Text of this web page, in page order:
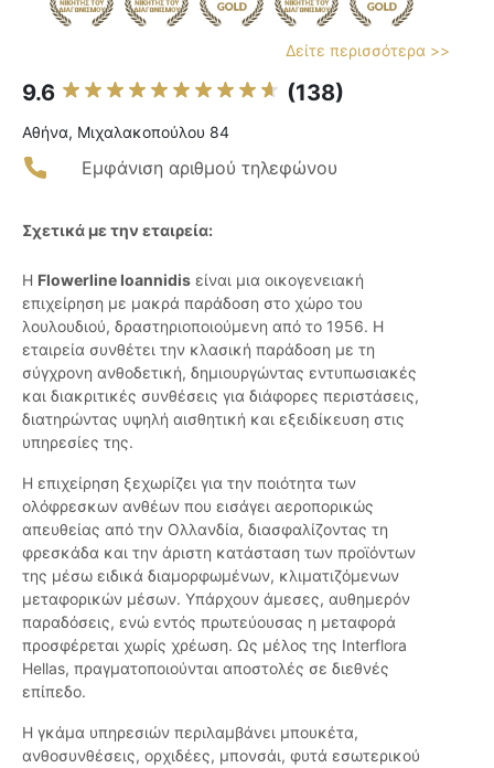
Δείτε περισσότερα >>
9.6 (138)
Αθήνα, Μιχαλακοπούλου 84
Εμφάνιση αριθμού τηλεφώνου
Σχετικά με την εταιρεία:
Η Flowerline Ioannidis είναι μια οικογενειακή
επιχείρηση με μακρά παράδοση στο χώρο του
λουλουδιού, δραστηριοποιούμενη από το 1956. Η
εταιρεία συνθέτει την κλασική παράδοση με τη
σύγχρονη ανθοδετική, δημιουργώντας εντυπωσιακές
και διακριτικές συνθέσεις για διάφορες περιστάσεις,
διατηρώντας υψηλή αισθητική και εξειδίκευση στις
υπηρεσίες της.
Η επιχείρηση ξεχωρίζει για την ποιότητα των
ολόφρεσκων ανθέων που εισάγει αεροπορικώς
απευθείας από την Ολλανδία, διασφαλίζοντας τη
φρεσκάδα και την άριστη κατάσταση των προϊόντων
της μέσω ειδικά διαμορφωμένων, κλιματιζόμενων
μεταφορικών μέσων. Υπάρχουν άμεσες, αυθημερόν
παραδόσεις, ενώ εντός πρωτεύουσας η μεταφορά
προσφέρεται χωρίς χρέωση. Ως μέλος της Interflora
Hellas, πραγματοποιούνται αποστολές σε διεθνές
επίπεδο.
Η γκάμα υπηρεσιών περιλαμβάνει μπουκέτα,
ανθοσυνθέσεις, ορχιδέες, μπονσάι, φυτά εσωτερικού